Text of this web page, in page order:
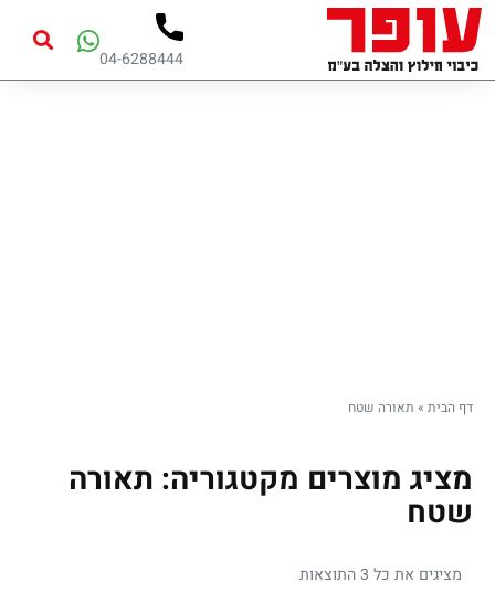
04-6288444
דף הבית » תאורה שטח
מציג מוצרים מקטגוריה: תאורה
שטח
מציגים את כל ⁦3⁩ התוצאות